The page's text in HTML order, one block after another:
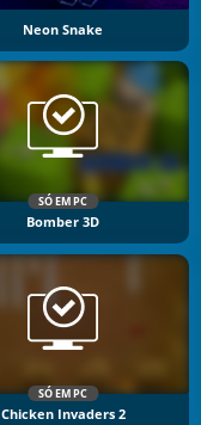
Neon Snake
SÓ EM PC
Bomber 3D
SÓ EM PC
Chicken Invaders 2